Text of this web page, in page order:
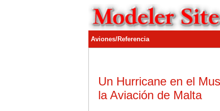
Aviones/Referencia
Un Hurricane en el
la Aviación de Malta